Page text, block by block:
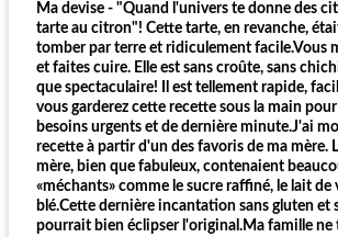
Ma devise - "Quand l'univers te donne des
tarte au citron"! Cette tarte, en revanche,
tomber par terre et ridiculement facile.Vous
et faites cuire. Elle est sans croûte, sans
que spectaculaire! Il est tellement rapide,
vous garderez cette recette sous la main
besoins urgents et de dernière minute.J'ai
recette à partir d'un des favoris de ma mère.
mère, bien que fabuleux, contenaient
«méchants» comme le sucre raffiné, le lait de
blé.Cette dernière incantation sans gluten et
pourrait bien éclipser l'original.Ma famille ne